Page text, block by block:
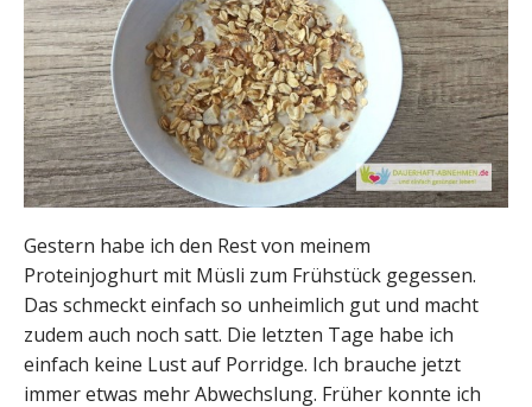
Gestern habe ich den Rest von meinem
Proteinjoghurt mit Müsli zum Frühstück gegessen.
Das schmeckt einfach so unheimlich gut und macht
zudem auch noch satt. Die letzten Tage habe ich
einfach keine Lust auf Porridge. Ich brauche jetzt
immer etwas mehr Abwechslung. Früher konnte ich